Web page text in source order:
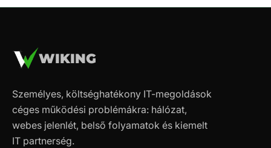
WIKING
Személyes, költséghatékony IT-megoldások
céges működési problémákra: hálózat,
webes jelenlét, belső folyamatok és kiemelt
IT partnerség.